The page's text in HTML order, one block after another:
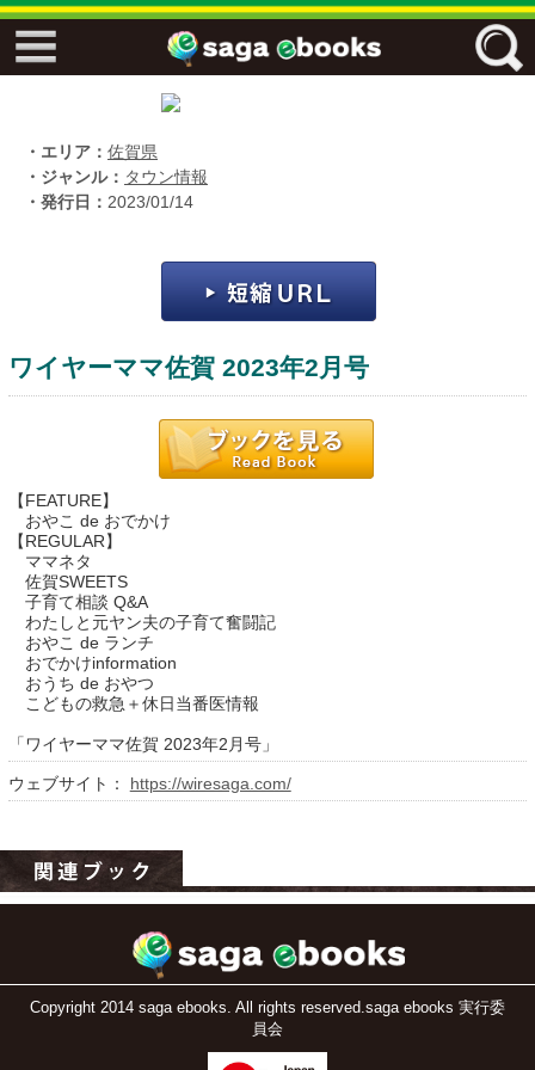
エリア
キーワード
・エリア： 佐賀県
・ジャンル： タウン情報
・発行日： 2023/01/14
ワイヤーママ佐賀 2023年2月号
【FEATURE】
おやこ de おでかけ
【REGULAR】
ママネタ
佐賀SWEETS
子育て相談 Q&A
わたしと元ヤン夫の子育て奮闘記
おやこ de ランチ
おでかけinformation
おうち de おやつ
こどもの救急＋休日当番医情報
「ワイヤーママ佐賀 2023年2月号」
ウェブサイト： https://wiresaga.com/
Copyright 2014 saga ebooks. All rights reserved.saga ebooks 実行委
員会
↓↓ ebooks専用本棚 ↓↓
運営：福博印刷
運営会社
サイトマップ